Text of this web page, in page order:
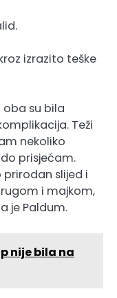
izrazito teške
oba su bila
Teži
nekoliko
prisjećam.
slijed i
i majkom,
je Paldum.
nije bila na